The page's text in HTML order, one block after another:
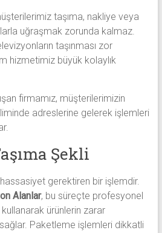
taşıma, nakliye veya
uğraşmak zorunda kalmaz.
taşınması zor
hizmetimiz büyük kolaylık
firmamız, müşterilerimizin
adreslerine gelerek işlemleri
Şekli
hassasiyet gerektiren bir işlemdir.
Alanlar, bu süreçte profesyonel
ürünlerin zarar
sağlar. Paketleme işlemleri dikkatli